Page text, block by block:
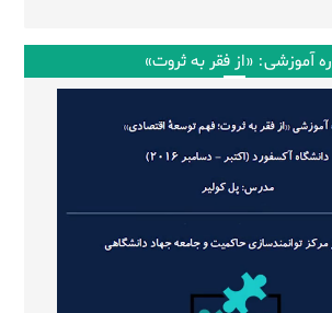
آموزشی: «از فقر به ثروت»